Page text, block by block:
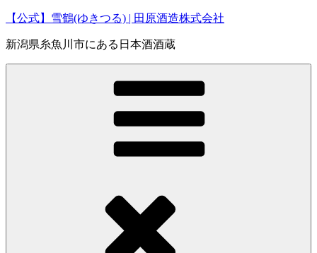
コ
テ
ン
【公式】雪鶴(ゆきつる) | 田原酒造株式会社
新潟県糸魚川市にある日本酒酒蔵